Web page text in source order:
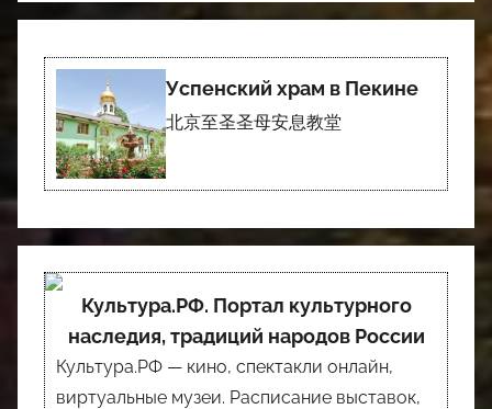
Успенский храм в Пекине
北京至圣圣母安息教堂
Культура.РФ. Портал культурного
наследия, традиций народов России
Культура.РФ — кино, спектакли онлайн,
виртуальные музеи. Расписание выставок,